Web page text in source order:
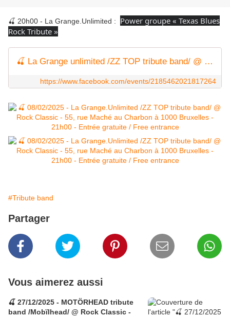
🍒 20h00 - La Grange.Unlimited : Power groupe « Texas Blues
Rock Tribute »
🍒 La Grange unlimited /ZZ TOP tribute band/ @ Rock Classic - 08/02/2025
https://www.facebook.com/events/2185462021817264
#Tribute band
Partager
Vous aimerez aussi
🍒 27/12/2025 - MOTÖRHEAD tribute
band /Mobïlhead/ @ Rock Classic -